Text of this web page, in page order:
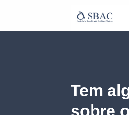
Tem
sobre